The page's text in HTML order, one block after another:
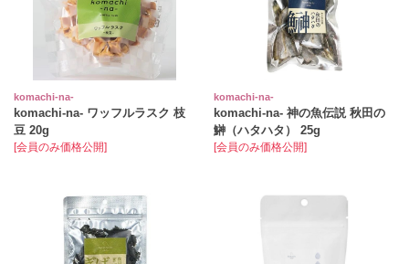
komachi‐na‐
komachi‐na‐ ワッフルラスク 枝
豆 20g
[会員のみ価格公開]
komachi‐na‐
komachi‐na‐ 神の魚伝説 秋田の
鰰（ハタハタ） 25g
[会員のみ価格公開]